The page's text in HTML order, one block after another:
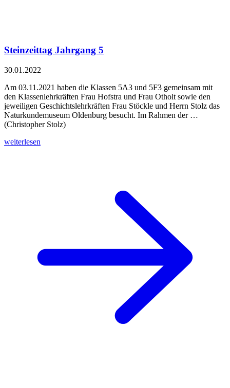
Steinzeittag Jahrgang 5
30.01.2022
Am 03.11.2021 haben die Klassen 5A3 und 5F3 gemeinsam mit
den Klassenlehrkräften Frau Hofstra und Frau Otholt sowie den
jeweiligen Geschichtslehrkräften Frau Stöckle und Herrn Stolz das
Naturkundemuseum Oldenburg besucht. Im Rahmen der …
(Christopher Stolz)
weiterlesen